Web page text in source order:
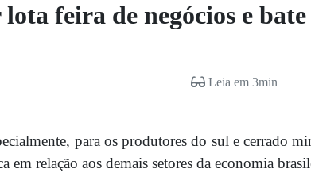
feira de negócios e bate
Leia em 3min
para os produtores do sul e cerrado
em relação aos demais setores da economia